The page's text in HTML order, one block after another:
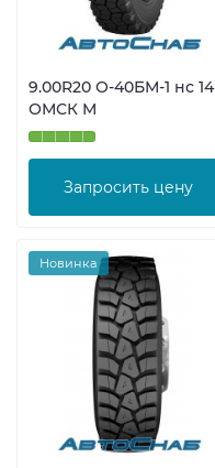
9.00R20 О-40БМ-1 нс 14
ОМСК М
Запросить цену
Новинка